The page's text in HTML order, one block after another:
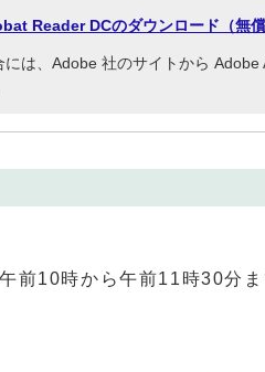
Reader DCのダウンロード（無償
は、Adobe 社のサイトから
前10時から午前11時30分ま